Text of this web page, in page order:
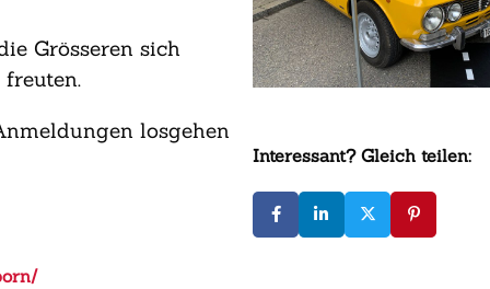
Grösseren sich
losgehen
Interessant? Gleich teilen: